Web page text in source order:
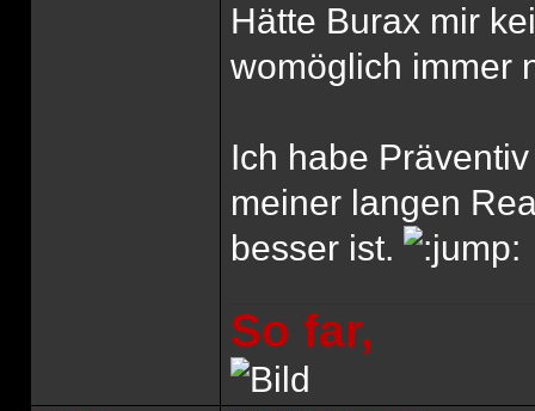
Hätte Burax mir
womöglich immer
Ich habe
meiner langen
besser ist.
So far,